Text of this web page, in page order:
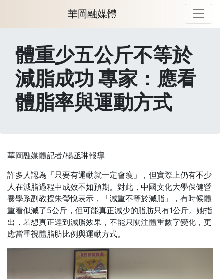
華岡融媒體
體重少五公斤不等於
減脂成功 專家：應看
體脂率與運動方式
華岡融媒體記者/楊丞琳報導
許多人認為「只要有運動就一定會瘦」，但實際上仍有不少
人在減脂過程中成效不如預期。對此，中國文化大學保健營
養學系副教授朱瑩悅表示，「減重不等於減脂」，有時候體
重看似減了5公斤，但可能真正減少的脂肪只有1公斤。她指
出，若想真正達到減脂效果，不能只關注體重數字變化，更
應當重視體脂肪比例與運動方式。